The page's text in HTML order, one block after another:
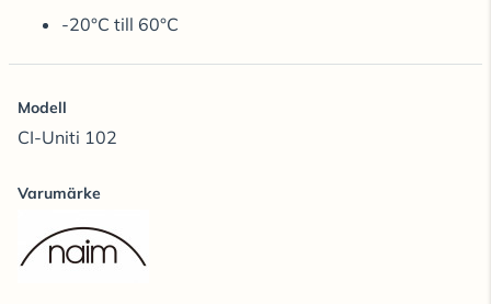
-20°C till 60°C
Modell
CI-Uniti 102
Varumärke